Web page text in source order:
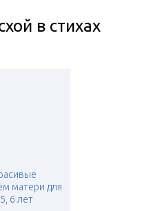
в стихах
матери для
6 лет